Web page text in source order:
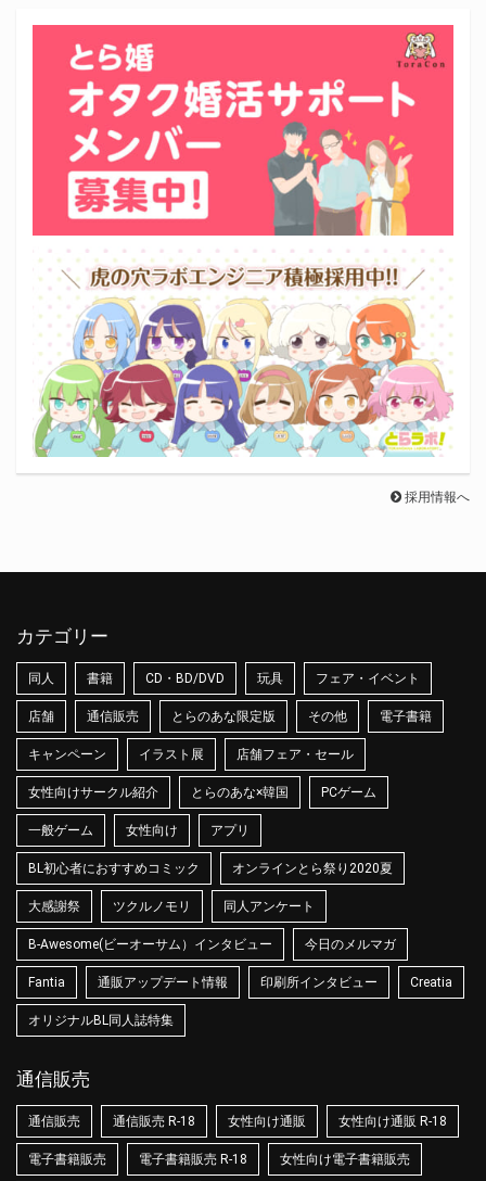
採用情報へ
カテゴリー
同人 書籍 CD・BD/DVD 玩具 フェア・イベント
店舗 通信販売 とらのあな限定版 その他 電子書籍
キャンペーン イラスト展 店舗フェア・セール
女性向けサークル紹介 とらのあな×韓国 PCゲーム
一般ゲーム 女性向け アプリ
BL初心者におすすめコミック オンラインとら祭り2020夏
大感謝祭 ツクルノモリ 同人アンケート
B-Awesome(ビーオーサム）インタビュー 今日のメルマガ
Fantia 通販アップデート情報 印刷所インタビュー Creatia
オリジナルBL同人誌特集
通信販売
通信販売 通信販売 R-18 女性向け通販 女性向け通販 R-18
電子書籍販売 電子書籍販売 R-18 女性向け電子書籍販売